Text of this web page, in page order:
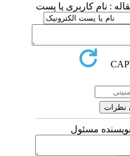
: نام کاربری یا پست
مسئول